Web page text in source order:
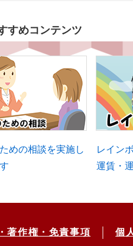
すめコンテンツ
めの相談を実施し
レイン
運賃・
著作権・免責事項 個